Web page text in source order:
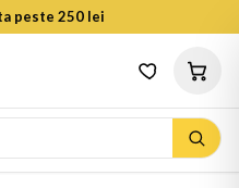
peste 250 lei